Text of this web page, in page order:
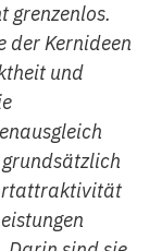
grenzenlos.
der Kernideen
und